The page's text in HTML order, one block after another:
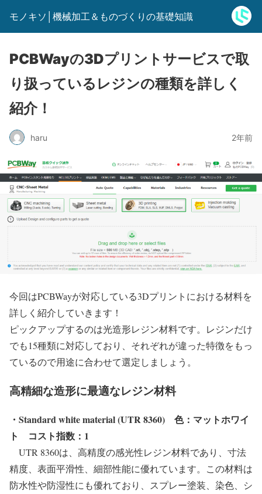
モノキソ│機械加工＆ものづくりの基礎知識
PCBWayの3Dプリントサービスで取
り扱っているレジンの種類を詳しく
紹介！
haru 2年前
今回はPCBWayが対応している3Dプリントにおける材料を
詳しく紹介していきます！
ピックアップするのは光造形レジン材料です。レジンだけ
でも15種類に対応しており、それぞれが違った特徴をもっ
ているので用途に合わせて選定しましょう。
高精細な造形に最適なレジン材料
・Standard white material (UTR 8360)
色：マットホワイ
ト
コスト指数：1
UTR 8360は、高精度の感光性レジン材料であり、寸法
精度、表面平滑性、細部性能に優れています。この材料は
防水性や防湿性にも優れており、スプレー塗装、染色、シ